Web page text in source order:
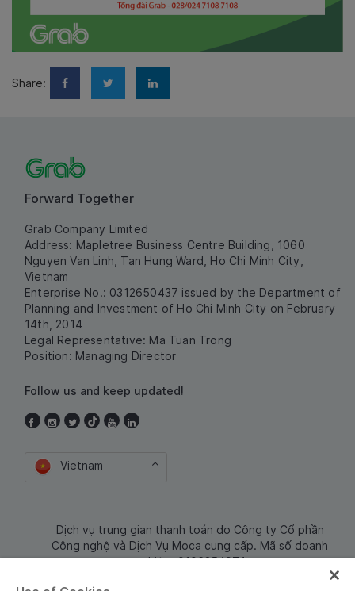
Share:
Forward Together
Grab Company Limited
Address: Mapletree Business Centre Building, 1060
Nguyen Van Linh, Tan Hung Ward, Ho Chi Minh City,
Vietnam
Enterprise No.: 0312650437 issued by the Department of
Planning and Investment of Ho Chi Minh City on February
14th, 2014
Legal Representative: Ma Tuan Trong
Position: Managing Director
Follow us and keep updated!
Vietnam
Dịch vụ trung gian thanh toán do Công ty Cổ phần
Công nghệ và Dịch Vụ Moca cung cấp. Mã số doanh
nghiệp: 0106254974